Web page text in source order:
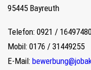
95445 Bayreuth
Telefon: 0921 /
Mobil: 0176 / 31449255
E-Mail: